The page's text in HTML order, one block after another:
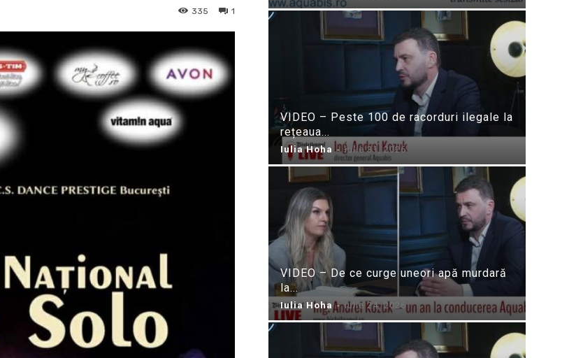
1
335
VIDEO – Peste 100 de racorduri ilegale la
rețeaua...
Iulia Hoha - iulie 31, 2026
VIDEO – De ce curge uneori apă murdară
la...
Iulia Hoha - iulie 24, 2026